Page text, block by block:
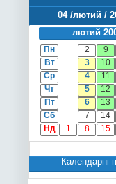
04 /лютий /
лютий
Пн 2 9
Вт
3 10
Ср
4 11
Чт
5 12
Пт
6 13
Сб
7 14
Нд
1 8 15
Календарні